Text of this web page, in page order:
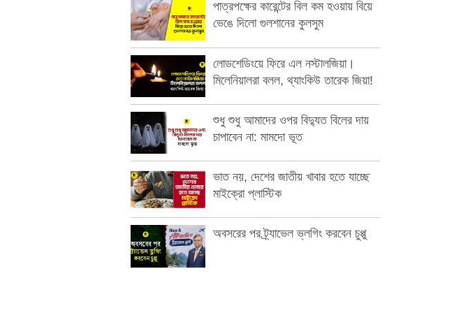
পাত্রপক্ষের কারেন্টের বিল কম হওয়ায় বিয়ে
ভেঙে দিলো গুলশানের কুলসুম
লোডশেডিংয়ে ফিরে এল নস্টালজিয়া।
মিলেনিয়ালরা বলল, থ্যাংকিউ তারেক জিয়া!
শুধু শুধু আমাদের ওপর বিদ্যুত বিলের দায়
চাপাবেন না: মামদো ভূত
ভাত নয়, দেশের জাতীয় খাবার হতে যাচ্ছে
মাইক্রো প্লাস্টিক
অবসরের পর ট্র্যাভেল ভ্লগিং করবেন চুপ্পু